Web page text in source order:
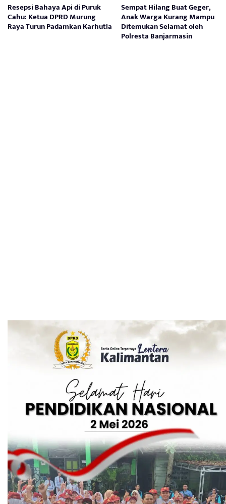
Resepsi Bahaya Api di Puruk
Cahu: Ketua DPRD Murung
Raya Turun Padamkan Karhutla
Sempat Hilang Buat Geger,
Anak Warga Kurang Mampu
Ditemukan Selamat oleh
Polresta Banjarmasin